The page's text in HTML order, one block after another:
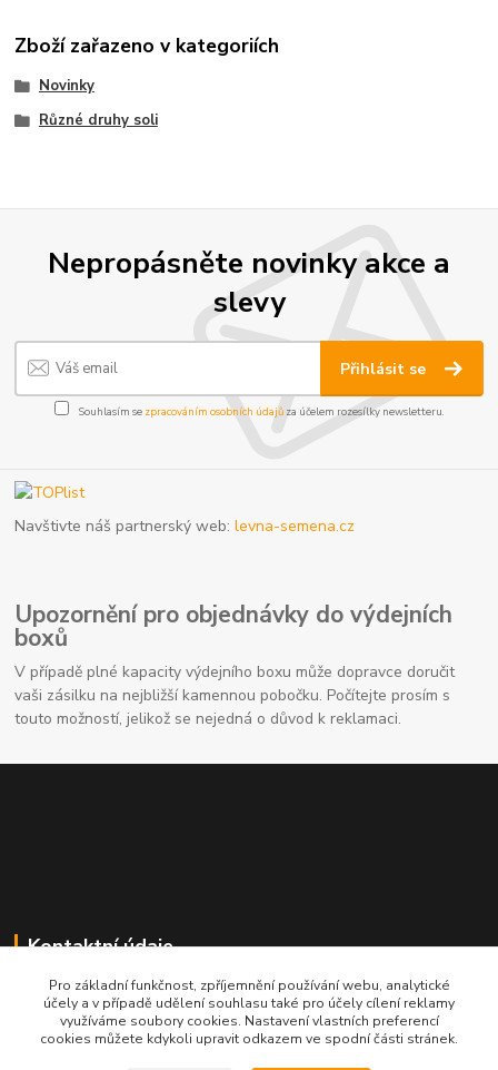
Zboží zařazeno v kategoriích
Novinky
Různé druhy soli
Nepropásněte novinky akce a
slevy
Přihlásit se
Souhlasím se zpracováním osobních údajůza účelem rozesílky newsletteru.
Navštivte náš partnerský web:levna-semena.cz
Upozornění pro objednávky do výdejních
boxů
V případě plné kapacity výdejního boxu může dopravce doručit
vaši zásilku na nejbližší kamennou pobočku. Počítejte prosím s
touto možností, jelikož se nejedná o důvod k reklamaci.
Kontaktní údaje
704691325
info@rostliny-prozdravi.cz
Pro základní funkčnost, zpříjemnění používání webu, analytické
účely a v případě udělení souhlasu také pro účely cílení reklamy
využíváme soubory cookies. Nastavení vlastních preferencí
cookies můžete kdykoli upravit odkazem ve spodní části stránek.